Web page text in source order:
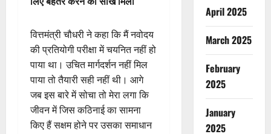
वित्तमंत्री चौधरी ने कहा कि मैं नवोदय
की प्रतियोगी परीक्षा में चयनित नहीं हो
पाया था। उचित मार्गदर्शन नहीं मिल
पाया तो तैयारी सही नहीं थी। आगे
जब इस बारे में सोचा तो मेरा लगा कि
जीवन में जिस कठिनाई का सामना
किए हैं सक्षम होने पर उसका समाधान
April 2025
March 2025
February
2025
January
2025